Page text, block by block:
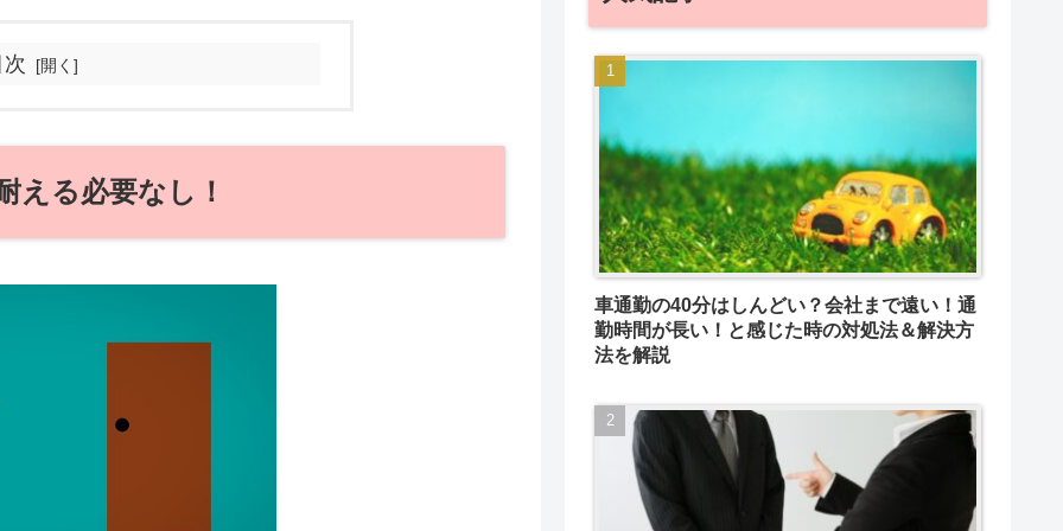
える必要なし！
車通勤の40分はしんどい？会社まで遠い！通
勤時間が長い！と感じた時の対処法＆解決方
法を解説